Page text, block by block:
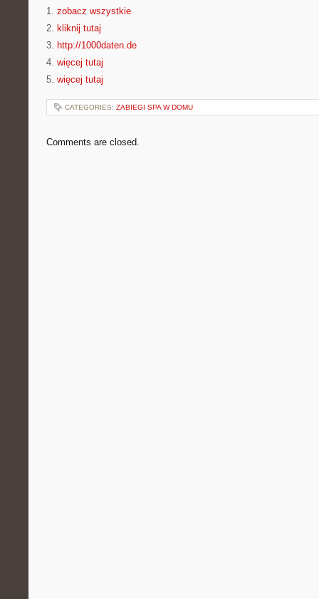
1. zobacz wszystkie
2. kliknij tutaj
3. http://1000daten.de
4. więcej tutaj
5. więcej tutaj
CATEGORIES: ZABIEGI SPA W DOMU
Comments are closed.